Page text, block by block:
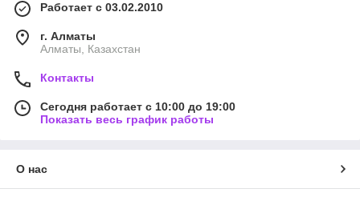
Работает с 03.02.2010
г. Алматы
Алматы, Казахстан
Контакты
Сегодня работает с 10:00 до 19:00
Показать весь график работы
О нас